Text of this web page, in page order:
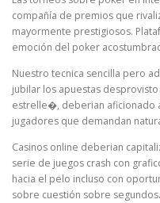
compañía de premios que
mayormente prestigiosos.
emoción del poker
Nuestro tecnica sencilla pero
jubilar los apuestas
estrelle�, deberian aficionado
jugadores que demandan
Casinos online deberian
serie de juegos crash con
hacia el pelo incluso con
sobre cuestión sobre segundos.